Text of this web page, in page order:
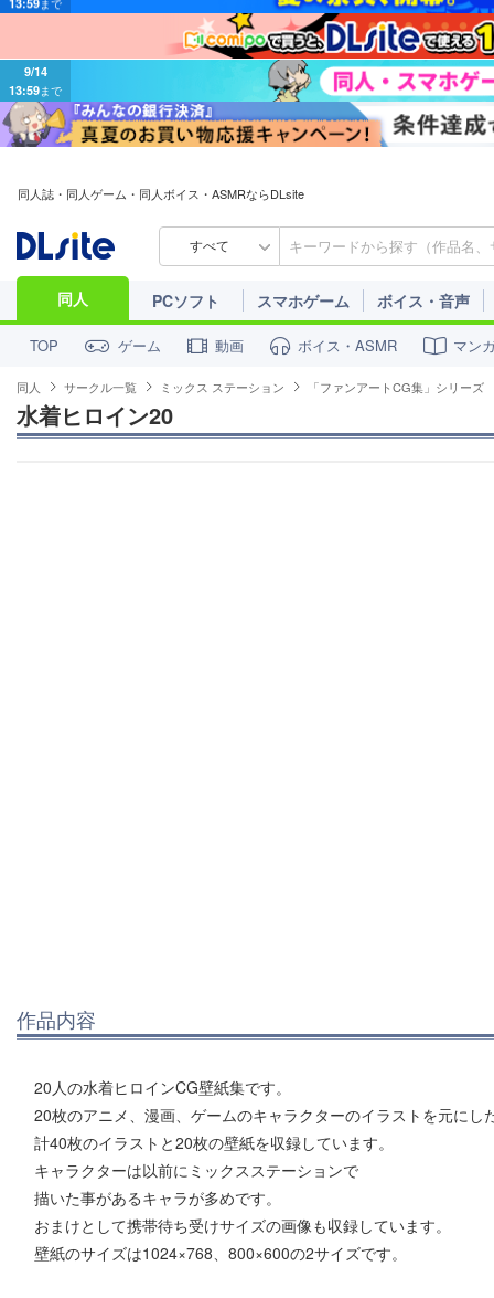
9/14
13:59まで
同人誌・同人ゲーム・同人ボイス・ASMRならDLsite
すべて
同人 PCソフト スマホゲーム ボイス・音声
TOP ゲーム 動画 ボイス・ASMR マン
同人 サークル一覧 ミックス ステーション 「ファンアートCG集」シリーズ
水着ヒロイン20
作品内容
20人の水着ヒロインCG壁紙集です。
20枚のアニメ、漫画、ゲームのキャラクターのイラストを元にし
計40枚のイラストと20枚の壁紙を収録しています。
キャラクターは以前にミックスステーションで
描いた事があるキャラが多めです。
おまけとして携帯待ち受けサイズの画像も収録しています。
壁紙のサイズは1024×768、800×600の2サイズです。